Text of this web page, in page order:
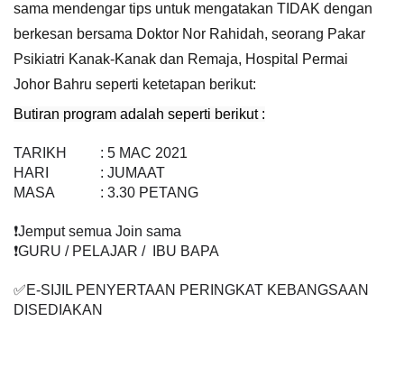
sama mendengar tips untuk mengatakan TIDAK dengan
berkesan bersama Doktor Nor Rahidah, seorang Pakar
Psikiatri Kanak-Kanak dan Remaja, Hospital Permai
Johor Bahru seperti ketetapan berikut:
Butiran program adalah seperti berikut :
TARIKH
: 5 MAC 2021
HARI
: JUMAAT
MASA
: 3.30 PETANG
❗️Jemput semua Join sama
❗️GURU / PELAJAR /  IBU BAPA
✅E-SIJIL PENYERTAAN PERINGKAT KEBANGSAAN
DISEDIAKAN